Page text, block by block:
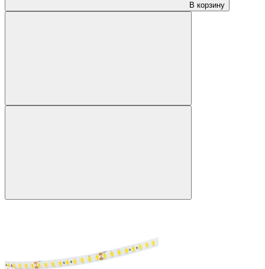
В корзину